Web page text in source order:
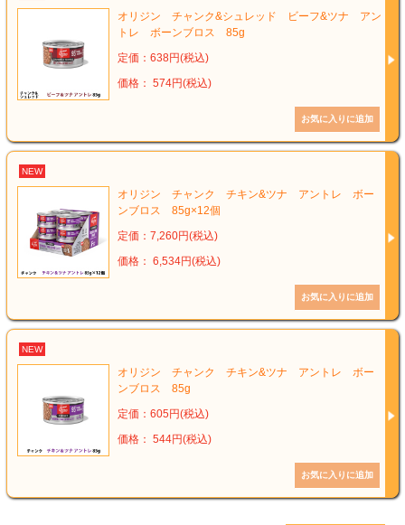
オリジン チャンク&シュレッド ビーフ&ツナ アン
トレ ボーンブロス 85g
定価：638円(税込)
価格： 574円(税込)
NEW
オリジン チャンク チキン&ツナ アントレ ボー
ンブロス 85g×12個
定価：7,260円(税込)
価格： 6,534円(税込)
NEW
オリジン チャンク チキン&ツナ アントレ ボー
ンブロス 85g
定価：605円(税込)
価格： 544円(税込)